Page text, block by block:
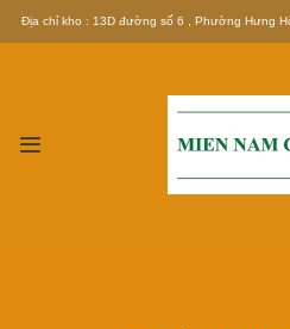
Địa chỉ kho : 13D đường số 6 , Phường Hưng